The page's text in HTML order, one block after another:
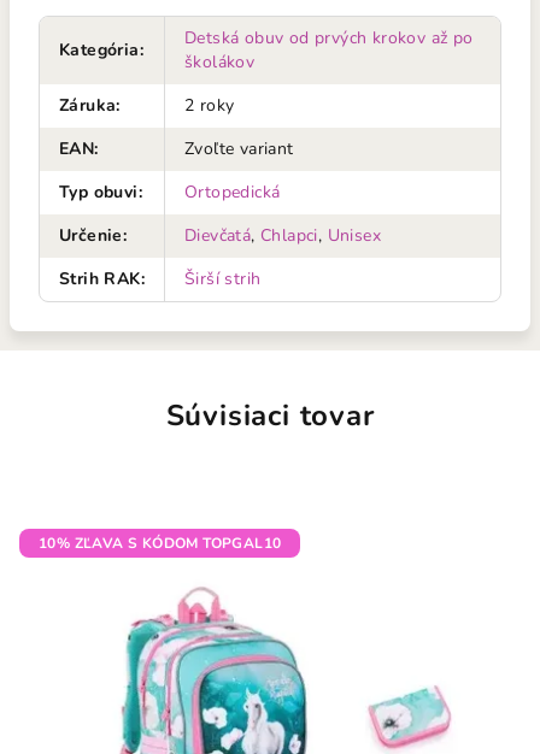
Kategória:
Detská obuv od prvých krokov až po
školákov
Záruka:
2 roky
EAN:
Zvoľte variant
Typ obuvi:
Ortopedická
Určenie: Dievčatá, Chlapci, Unisex
Strih RAK: Širší strih
Súvisiaci tovar
10% ZĽAVA S KÓDOM TOPGAL10